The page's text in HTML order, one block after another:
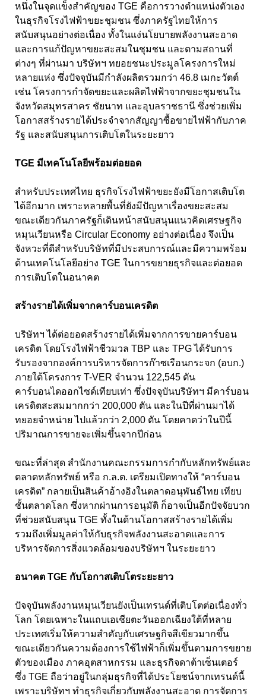
หนึ่งในจุดแข็งสำคัญของ TGE คือการวางตำแหน่งตัวเอง
ในธุรกิจโรงไฟฟ้าขยะชุมชน ซึ่งภาครัฐไทยให้การ
สนับสนุนอย่างต่อเนื่อง ทั้งในแง่นโยบายพลังงานสะอาด
และการแก้ปัญหาขยะสะสมในชุมชน และตามสถานที่
ต่างๆ ที่ผ่านมา บริษัทฯ ทยอยชนะประมูลโครงการใหม่
หลายแห่ง ซึ่งปัจจุบันมีกำลังผลิตรวมกว่า 46.8 เมกะวัตต์
เช่น โครงการกำจัดขยะและผลิตไฟฟ้าจากขยะชุมชนใน
จังหวัดสมุทรสาคร ชัยนาท และอุบลราชธานี ซึ่งช่วยเพิ่ม
โอกาสสร้างรายได้ประจำจากสัญญาซื้อขายไฟฟ้ากับภาค
รัฐ และสนับสนุนการเติบโตในระยะยาว
TGE มีเทคโนโลยีพร้อมต่อยอด
สำหรับประเทศไทย ธุรกิจโรงไฟฟ้าขยะยังมีโอกาสเติบโต
ได้อีกมาก เพราะหลายพื้นที่ยังมีปัญหาเรื่องขยะสะสม
ขณะเดียวกันภาครัฐก็เดินหน้าสนับสนุนแนวคิดเศรษฐกิจ
หมุนเวียนหรือ Circular Economy อย่างต่อเนื่อง จึงเป็น
จังหวะที่ดีสำหรับบริษัทที่มีประสบการณ์และมีความพร้อม
ด้านเทคโนโลยีอย่าง TGE ในการขยายธุรกิจและต่อยอด
การเติบโตในอนาคต
สร้างรายได้เพิ่มจากคาร์บอนเครดิต
บริษัทฯ ได้ต่อยอดสร้างรายได้เพิ่มจากการขายคาร์บอน
เครดิต โดยโรงไฟฟ้าชีวมวล TBP และ TPG ได้รับการ
รับรองจากองค์การบริหารจัดการก๊าซเรือนกระจก (อบก.)
ภายใต้โครงการ T-VER จำนวน 122,545 ตัน
คาร์บอนไดออกไซด์เทียบเท่า ซึ่งปัจจุบันบริษัทฯ มีคาร์บอน
เครดิตสะสมมากกว่า 200,000 ตัน และในปีที่ผ่านมาได้
ทยอยจำหน่าย ไปแล้วกว่า 2,000 ตัน โดยคาดว่าในปีนี้
ปริมาณการขายจะเพิ่มขึ้นจากปีก่อน
ขณะที่ล่าสุด สำนักงานคณะกรรมการกำกับหลักทรัพย์และ
ตลาดหลักทรัพย์ หรือ ก.ล.ต. เตรียมเปิดทางให้ “คาร์บอน
เครดิต” กลายเป็นสินค้าอ้างอิงในตลาดอนุพันธ์ไทย เทียบ
ชั้นตลาดโลก ซึ่งหากผ่านการอนุมัติ ก็อาจเป็นอีกปัจจัยบวก
ที่ช่วยสนับสนุน TGE ทั้งในด้านโอกาสสร้างรายได้เพิ่ม
รวมถึงเพิ่มมูลค่าให้กับธุรกิจพลังงานสะอาดและการ
บริหารจัดการสิ่งแวดล้อมของบริษัทฯ ในระยะยาว
อนาคต TGE กับโอกาสเติบโตระยะยาว
ปัจจุบันพลังงานหมุนเวียนยังเป็นเทรนด์ที่เติบโตต่อเนื่องทั่ว
โลก โดยเฉพาะในแถบเอเชียตะวันออกเฉียงใต้ที่หลาย
ประเทศเริ่มให้ความสำคัญกับเศรษฐกิจสีเขียวมากขึ้น
ขณะเดียวกันความต้องการใช้ไฟฟ้าก็เพิ่มขึ้นตามการขยาย
ตัวของเมือง ภาคอุตสาหกรรม และธุรกิจดาต้าเซ็นเตอร์
ซึ่ง TGE ถือว่าอยู่ในกลุ่มธุรกิจที่ได้ประโยชน์จากเทรนด์นี้
เพราะบริษัทฯ ทำธุรกิจเกี่ยวกับพลังงานสะอาด การจัดการ